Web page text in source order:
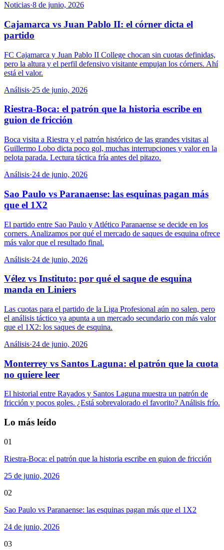
Noticias·8 de junio, 2026
Cajamarca vs Juan Pablo II: el córner dicta el
partido
FC Cajamarca y Juan Pablo II College chocan sin cuotas definidas,
pero la altura y el perfil defensivo visitante empujan los córners. Ahí
está el valor.
Análisis·25 de junio, 2026
Riestra-Boca: el patrón que la historia escribe en
guion de fricción
Boca visita a Riestra y el patrón histórico de las grandes visitas al
Guillermo Lobo dicta poco gol, muchas interrupciones y valor en la
pelota parada. Lectura táctica fría antes del pitazo.
Análisis·24 de junio, 2026
Sao Paulo vs Paranaense: las esquinas pagan más
que el 1X2
El partido entre Sao Paulo y Atlético Paranaense se decide en los
corners. Analizamos por qué el mercado de saques de esquina ofrece
más valor que el resultado final.
Análisis·24 de junio, 2026
Vélez vs Instituto: por qué el saque de esquina
manda en Liniers
Las cuotas para el partido de la Liga Profesional aún no salen, pero
el análisis táctico ya apunta a un mercado secundario con más valor
que el 1X2: los saques de esquina.
Análisis·24 de junio, 2026
Monterrey vs Santos Laguna: el patrón que la cuota
no quiere leer
El historial entre Rayados y Santos Laguna muestra un patrón de
fricción y pocos goles. ¿Está sobrevalorado el favorito? Análisis frío.
Lo más leído
01
Riestra-Boca: el patrón que la historia escribe en guion de fricción
25 de junio, 2026
02
Sao Paulo vs Paranaense: las esquinas pagan más que el 1X2
24 de junio, 2026
03